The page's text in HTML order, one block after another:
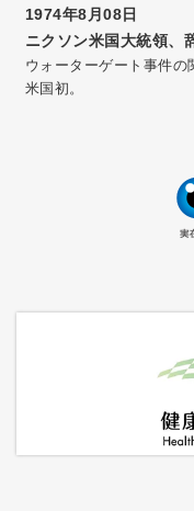
1974年8月08日
ニクソン米国大統領、
ウォーターゲート事件
米国初。